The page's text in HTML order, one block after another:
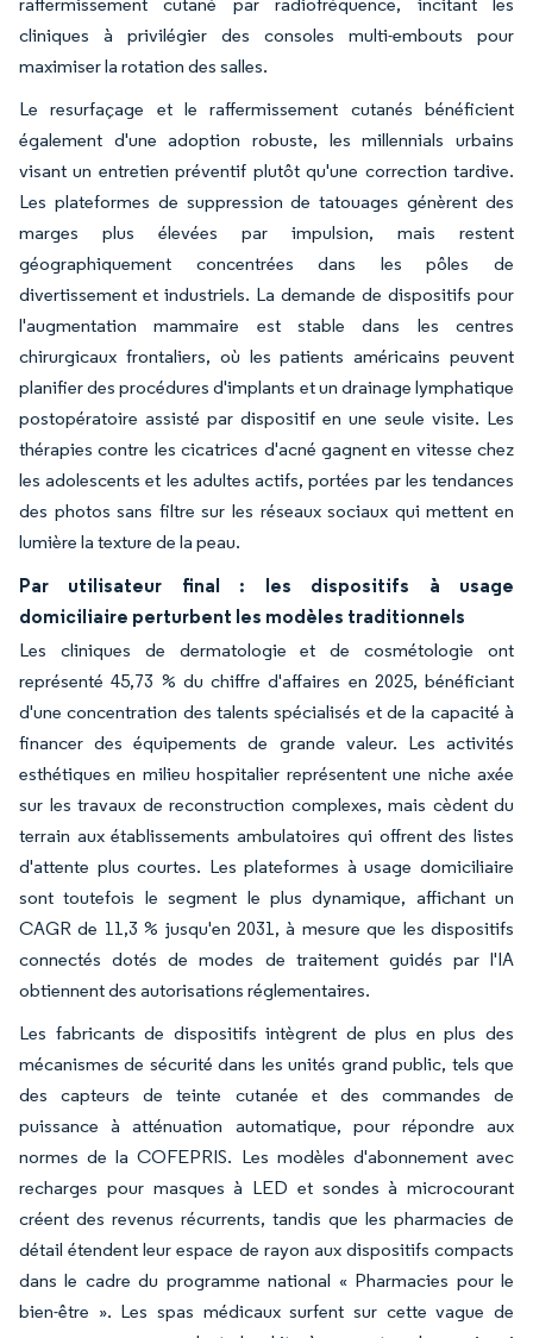
cliniques à privilégier des consoles multi-embouts pour
maximiser la rotation des salles.
Le resurfaçage et le raffermissement cutanés bénéficient
également d'une adoption robuste, les millennials urbains
visant un entretien préventif plutôt qu'une correction tardive.
Les plateformes de suppression de tatouages génèrent des
marges plus élevées par impulsion, mais restent
géographiquement concentrées dans les pôles de
divertissement et industriels. La demande de dispositifs pour
l'augmentation mammaire est stable dans les centres
chirurgicaux frontaliers, où les patients américains peuvent
planifier des procédures d'implants et un drainage lymphatique
postopératoire assisté par dispositif en une seule visite. Les
thérapies contre les cicatrices d'acné gagnent en vitesse chez
les adolescents et les adultes actifs, portées par les tendances
des photos sans filtre sur les réseaux sociaux qui mettent en
lumière la texture de la peau.
Par utilisateur final : les dispositifs à usage
domiciliaire perturbent les modèles traditionnels
Les cliniques de dermatologie et de cosmétologie ont
représenté 45,73 % du chiffre d'affaires en 2025, bénéficiant
d'une concentration des talents spécialisés et de la capacité à
financer des équipements de grande valeur. Les activités
esthétiques en milieu hospitalier représentent une niche axée
sur les travaux de reconstruction complexes, mais cèdent du
terrain aux établissements ambulatoires qui offrent des listes
d'attente plus courtes. Les plateformes à usage domiciliaire
sont toutefois le segment le plus dynamique, affichant un
CAGR de 11,3 % jusqu'en 2031, à mesure que les dispositifs
connectés dotés de modes de traitement guidés par l'IA
obtiennent des autorisations réglementaires.
Les fabricants de dispositifs intègrent de plus en plus des
mécanismes de sécurité dans les unités grand public, tels que
des capteurs de teinte cutanée et des commandes de
puissance à atténuation automatique, pour répondre aux
normes de la COFEPRIS. Les modèles d'abonnement avec
recharges pour masques à LED et sondes à microcourant
créent des revenus récurrents, tandis que les pharmacies de
détail étendent leur espace de rayon aux dispositifs compacts
dans le cadre du programme national « Pharmacies pour le
bien-être ». Les spas médicaux surfent sur cette vague de